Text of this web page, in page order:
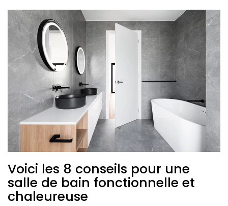
Voici les 8 conseils pour une
salle de bain fonctionnelle et
chaleureuse